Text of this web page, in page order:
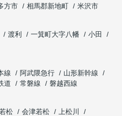
方市 相馬郡新地町
米沢市
渡利 一箕町大字八幡
小田
線 阿武隈急行
山形新幹線
道 常磐線
磐越西線
松 会津若松
上松川